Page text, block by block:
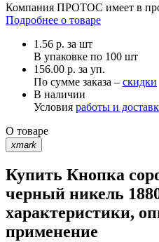
Компания ПРОТОС имеет в
Подробнее о товаре
1.56 р. за шт
В упаковке по 100 шт
156.00 р. за уп.
По сумме заказа – скидки
В наличии
Условия работы и
О товаре
xmark
Купить Кнопка
черный никель
характеристики,
применение